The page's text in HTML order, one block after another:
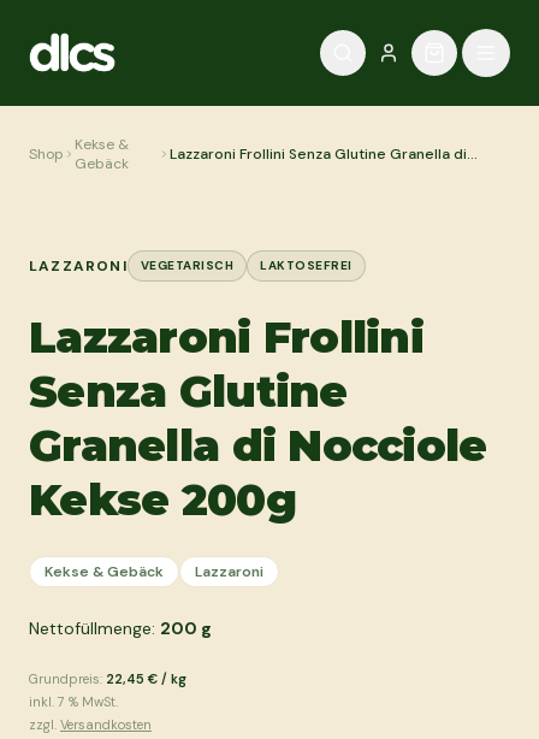
Shop
Kekse &
Gebäck
Lazzaroni Frollini Senza Glutine Granella di
LAZZARONI VEGETARISCH LAKTOSEFREI
Lazzaroni Frollini
Senza Glutine
Granella di Nocciole
Kekse 200g
Kekse & Gebäck Lazzaroni
Nettofüllmenge: 200 g
Grundpreis: 22,45 € / kg
inkl. 7 % MwSt.
zzgl. Versandkosten